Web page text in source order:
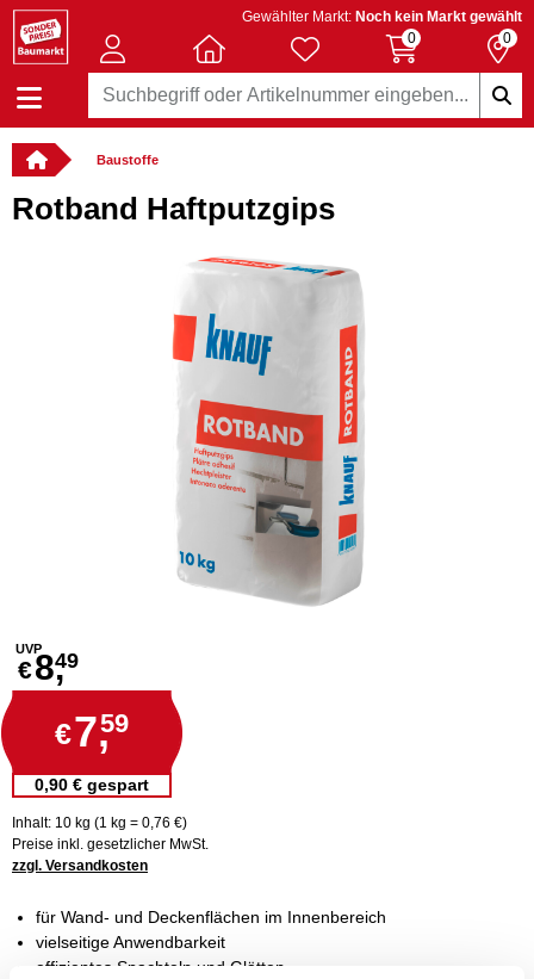
Gewählter Markt: Noch kein Markt gewählt
0
0
Baustoffe
Rotband Haftputzgips
UVP
€8,49
€7,59
0,90 € gespart
Inhalt: 10 kg (1 kg = 0,76 €)
Preise inkl. gesetzlicher MwSt.
zzgl. Versandkosten
für Wand- und Deckenflächen im Innenbereich
vielseitige Anwendbarkeit
effizientes Spachteln und Glätten